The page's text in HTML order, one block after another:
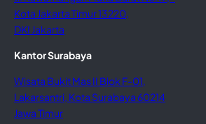
Kota Jakarta Timur 13220,
DKI Jakarta
Kantor Surabaya
Wisata Bukit Mas II Blok F-01,
Lakarsantri, Kota Surabaya 60214
Jawa Timur